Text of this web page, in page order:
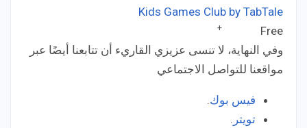
Kids Games Club by TabTale
Free
+
وفي النهاية، لا تنسى عزيزي القاريء أن تتابعنا أيضًا عبر
مواقعنا للتواصل الاجتماعي
فيس بوك.
تويتر .